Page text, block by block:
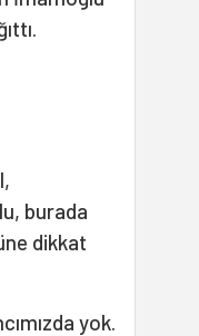
burada
dikkat
yok.